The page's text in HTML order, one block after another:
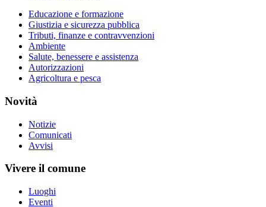
Educazione e formazione
Giustizia e sicurezza pubblica
Tributi, finanze e contravvenzioni
Ambiente
Salute, benessere e assistenza
Autorizzazioni
Agricoltura e pesca
Novità
Notizie
Comunicati
Avvisi
Vivere il comune
Luoghi
Eventi